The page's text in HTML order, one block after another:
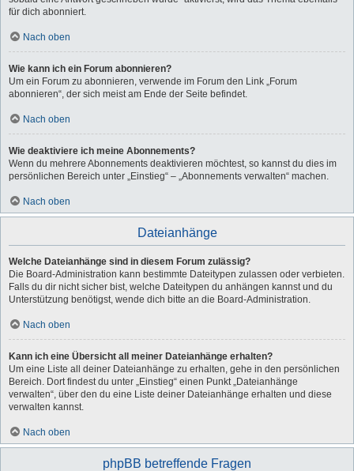
für dich abonniert.
Nach oben
Wie kann ich ein Forum abonnieren?
Um ein Forum zu abonnieren, verwende im Forum den Link „Forum
abonnieren“, der sich meist am Ende der Seite befindet.
Nach oben
Wie deaktiviere ich meine Abonnements?
Wenn du mehrere Abonnements deaktivieren möchtest, so kannst du dies im
persönlichen Bereich unter „Einstieg“ – „Abonnements verwalten“ machen.
Nach oben
Dateianhänge
Welche Dateianhänge sind in diesem Forum zulässig?
Die Board-Administration kann bestimmte Dateitypen zulassen oder verbieten.
Falls du dir nicht sicher bist, welche Dateitypen du anhängen kannst und du
Unterstützung benötigst, wende dich bitte an die Board-Administration.
Nach oben
Kann ich eine Übersicht all meiner Dateianhänge erhalten?
Um eine Liste all deiner Dateianhänge zu erhalten, gehe in den persönlichen
Bereich. Dort findest du unter „Einstieg“ einen Punkt „Dateianhänge
verwalten“, über den du eine Liste deiner Dateianhänge erhalten und diese
verwalten kannst.
Nach oben
phpBB betreffende Fragen